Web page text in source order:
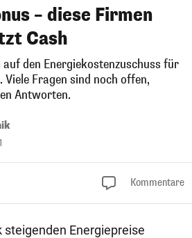
– diese Firmen
Cash
den Energiekostenzuschuss für
Fragen sind noch offen,
Antworten.
Kommentare
Energiepreise